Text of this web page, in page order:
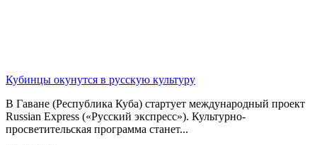
Кубинцы окунутся в русскую культуру
В Гаване (Республика Куба) стартует международный проект
Russian Express («Русский экспресс»). Культурно-
просветительская программа станет...